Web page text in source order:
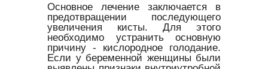
Основное лечение заключается в
предотвращении последующего
увеличения кисты. Для этого
необходимо устранить основную
причину - кислородное голодание.
Если у беременной женщины были